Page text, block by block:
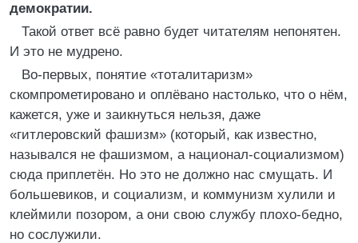
демократии.
Такой ответ всё равно будет читателям непонятен.
И это не мудрено.
Во-первых, понятие «тоталитаризм»
скомпрометировано и оплёвано настолько, что о нём,
кажется, уже и заикнуться нельзя, даже
«гитлеровский фашизм» (который, как известно,
назывался не фашизмом, а национал-социализмом)
сюда приплетён. Но это не должно нас смущать. И
большевиков, и социализм, и коммунизм хулили и
клеймили позором, а они свою службу плохо-бедно,
но сослужили.